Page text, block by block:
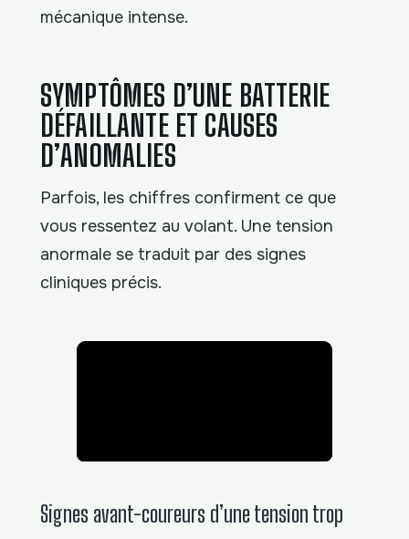
mécanique intense.
SYMPTÔMES D’UNE BATTERIE
DÉFAILLANTE ET CAUSES
D’ANOMALIES
Parfois, les chiffres confirment ce que
vous ressentez au volant. Une tension
anormale se traduit par des signes
cliniques précis.
Signes avant-coureurs d’une tension trop